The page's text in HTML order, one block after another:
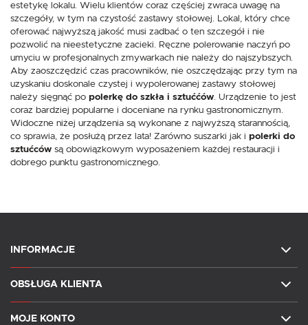
estetykę lokalu. Wielu klientów coraz częściej zwraca uwagę na
szczegóły, w tym na czystość zastawy stołowej. Lokal, który chce
oferować najwyższą jakość musi zadbać o ten szczegół i nie
pozwolić na nieestetyczne zacieki. Ręczne polerowanie naczyń po
umyciu w profesjonalnych zmywarkach nie należy do najszybszych.
Aby zaoszczędzić czas pracowników, nie oszczędzając przy tym na
uzyskaniu doskonale czystej i wypolerowanej zastawy stołowej
należy sięgnąć po polerkę do szkła i sztuććów. Urządzenie to jest
coraz bardziej popularne i doceniane na rynku gastronomicznym.
Widoczne niżej urządzenia są wykonane z najwyższą starannością,
co sprawia, że posłużą przez lata! Zarówno suszarki jak i polerki do
sztućców są obowiązkowym wyposażeniem każdej restauracji i
dobrego punktu gastronomicznego.
INFORMACJE
OBSŁUGA KLIENTA
MOJE KONTO